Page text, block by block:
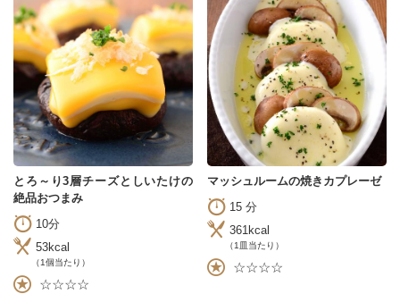
とろ～り3層チーズとしいたけの
絶品おつまみ
10分
53kcal
（1個当たり）
☆☆☆☆
マッシュルームの焼きカプレーゼ
15 分
361kcal
（1皿当たり）
☆☆☆☆